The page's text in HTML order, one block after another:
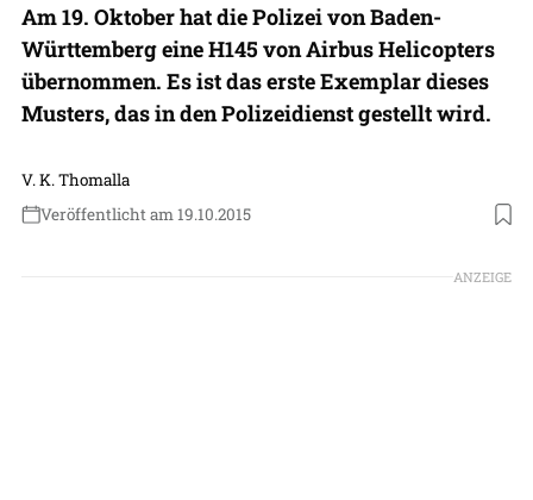
Am 19. Oktober hat die Polizei von Baden-
Württemberg eine H145 von Airbus Helicopters
übernommen. Es ist das erste Exemplar dieses
Musters, das in den Polizeidienst gestellt wird.
V. K. Thomalla
Veröffentlicht am 19.10.2015
ANZEIGE